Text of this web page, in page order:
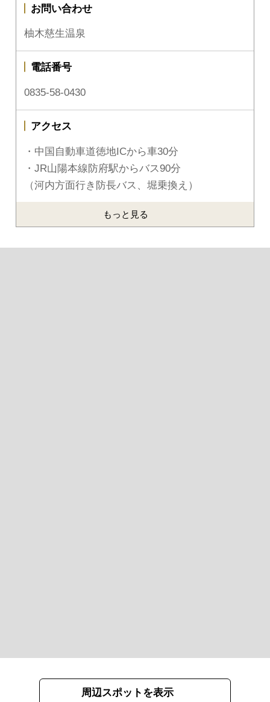
お問い合わせ
柚木慈生温泉
電話番号
0835-58-0430
アクセス
・中国自動車道徳地ICから車30分
・JR山陽本線防府駅からバス90分
（河内方面行き防長バス、堀乗換え）
もっと見る
周辺スポットを表示